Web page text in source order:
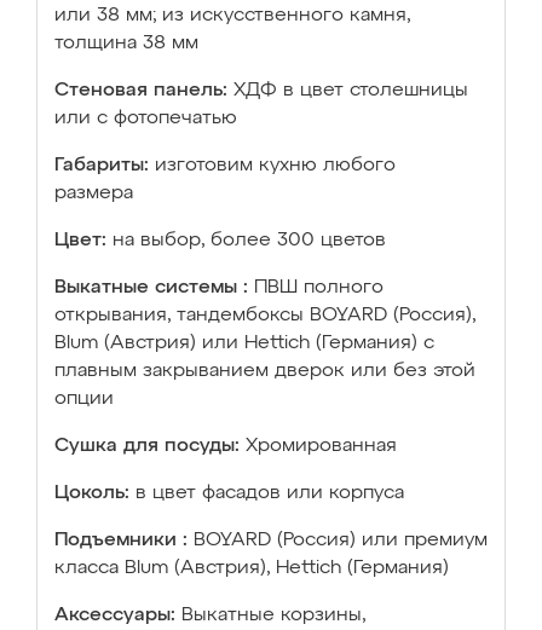
или 38 мм; из искусственного камня,
толщина 38 мм
Стеновая панель: ХДФ в цвет столешницы
или с фотопечатью
Габариты: изготовим кухню любого
размера
Цвет: на выбор, более 300 цветов
Выкатные системы :
ПВШ полного
открывания, тандембоксы BOYARD (Россия),
Blum (Австрия) или Hettich (Германия) с
плавным закрыванием дверок или без этой
опции
Сушка для посуды: Хромированная
Цоколь: в цвет фасадов или корпуса
Подъемники : BOYARD (Россия) или премиум
класса Blum (Австрия), Hettich (Германия)
Аксессуары: Выкатные корзины,